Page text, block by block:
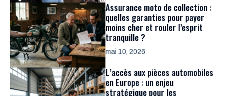
Assurance moto de collection :
quelles garanties pour payer
moins cher et rouler l’esprit
tranquille ?
mai 10, 2026
L’accès aux pièces automobiles
en Europe : un enjeu
stratégique pour les